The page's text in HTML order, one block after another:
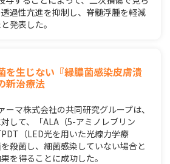
過性亢進を抑制し、脊髄浮腫を軽減
発表した。
を生じない『緑膿菌感染皮膚潰
新治療法
マ株式会社の共同研究グループは、
して、「ALA（5-アミノレブリン
（LED光を用いた光線力学療
殺菌し、細菌感染していない場合と
を得ることに成功した。